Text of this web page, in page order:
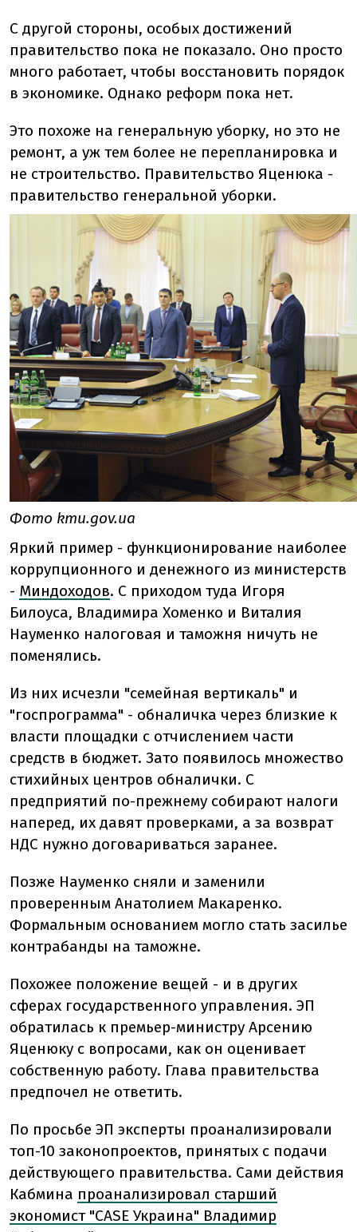
С другой стороны, особых достижений
правительство пока не показало. Оно просто
много работает, чтобы восстановить порядок
в экономике. Однако реформ пока нет.
Это похоже на генеральную уборку, но это не
ремонт, а уж тем более не перепланировка и
не строительство. Правительство Яценюка -
правительство генеральной уборки.
Фото kmu.gov.ua
Яркий пример - функционирование наиболее
коррупционного и денежного из министерств
- Миндоходов. С приходом туда Игоря
Билоуса, Владимира Хоменко и Виталия
Науменко налоговая и таможня ничуть не
поменялись.
Из них исчезли "семейная вертикаль" и
"госпрограмма" - обналичка через близкие к
власти площадки с отчислением части
средств в бюджет. Зато появилось множество
стихийных центров обналички. С
предприятий по-прежнему собирают налоги
наперед, их давят проверками, а за возврат
НДС нужно договариваться заранее.
Позже Науменко сняли и заменили
проверенным Анатолием Макаренко.
Формальным основанием могло стать засилье
контрабанды на таможне.
Похожее положение вещей - и в других
сферах государственного управления. ЭП
обратилась к премьер-министру Арсению
Яценюку с вопросами, как он оценивает
собственную работу. Глава правительства
предпочел не ответить.
По просьбе ЭП эксперты проанализировали
топ-10 законопроектов, принятых с подачи
действующего правительства. Сами действия
Кабмина проанализировал старший
экономист "CASE Украина" Владимир